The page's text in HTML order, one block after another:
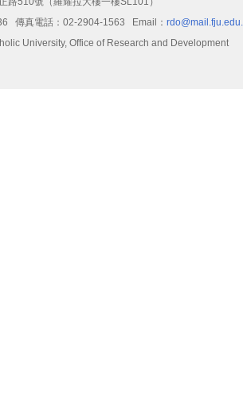
傳真電話：02-2904-1563 Email：
University, Office of Research and Development